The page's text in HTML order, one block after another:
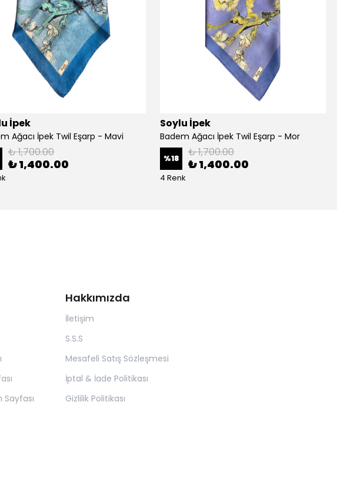
İpek
Ağacı İpek Twil Eşarp - Mavi
₺ 1,700.00
₺ 1,400.00
Soylu İpek
Badem Ağacı İpek Twil Eşarp - Mor
%18 ₺ 1,700.00
₺ 1,400.00
4 Renk
Hakkımızda
İletişim
S.S.S
Mesafeli Satış Sözleşmesi
İptal & İade Politikası
Gizlilik Politikası